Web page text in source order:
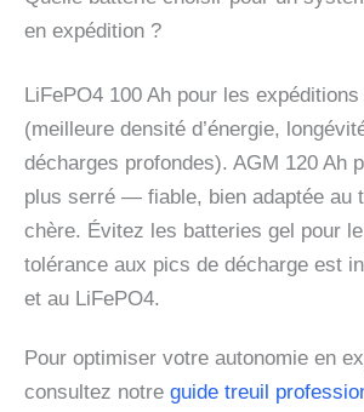
en expédition ?
LiFePO4 100 Ah pour les
(meilleure densité d’énergie,
décharges profondes). AGM 120 Ah
plus serré — fiable, bien adaptée au
chère. Évitez les batteries gel pour
tolérance aux pics de décharge est
et au LiFePO4.
Pour optimiser votre autonomie en
consultez notre guide treuil